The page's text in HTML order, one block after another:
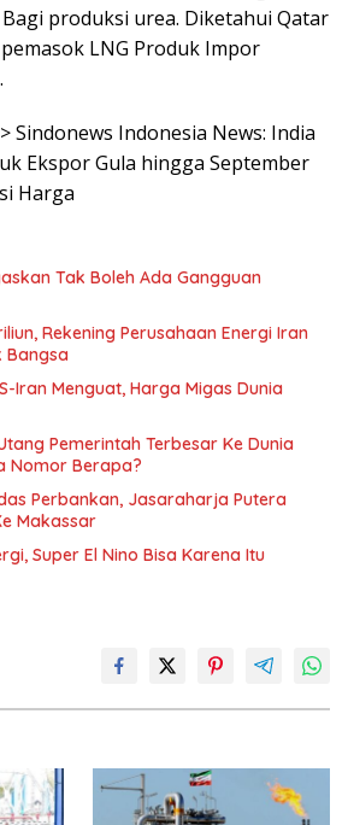
produksi urea. Diketahui Qatar
LNG Produk Impor
Sindonews Indonesia News: India
Ekspor Gula hingga September
Harga
Tak Boleh Ada Gangguan
Rekening Perusahaan Energi Iran
Bangsa
Iran Menguat, Harga Migas Dunia
Pemerintah Terbesar Ke Dunia
Nomor Berapa?
Perbankan, Jasaraharja Putera
Makassar
Super El Nino Bisa Karena Itu